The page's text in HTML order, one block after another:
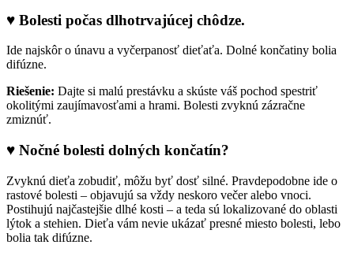
♥ Bolesti počas dlhotrvajúcej chôdze.
Ide najskôr o únavu a vyčerpanosť dieťaťa. Dolné končatiny bolia
difúzne.
Riešenie: Dajte si malú prestávku a skúste váš pochod spestriť
okolitými zaujímavosťami a hrami. Bolesti zvyknú zázračne
zmiznúť.
♥ Nočné bolesti dolných končatín?
Zvyknú dieťa zobudiť, môžu byť dosť silné. Pravdepodobne ide o
rastové bolesti – objavujú sa vždy neskoro večer alebo vnoci.
Postihujú najčastejšie dlhé kosti – a teda sú lokalizované do oblasti
lýtok a stehien. Dieťa vám nevie ukázať presné miesto bolesti, lebo
bolia tak difúzne.